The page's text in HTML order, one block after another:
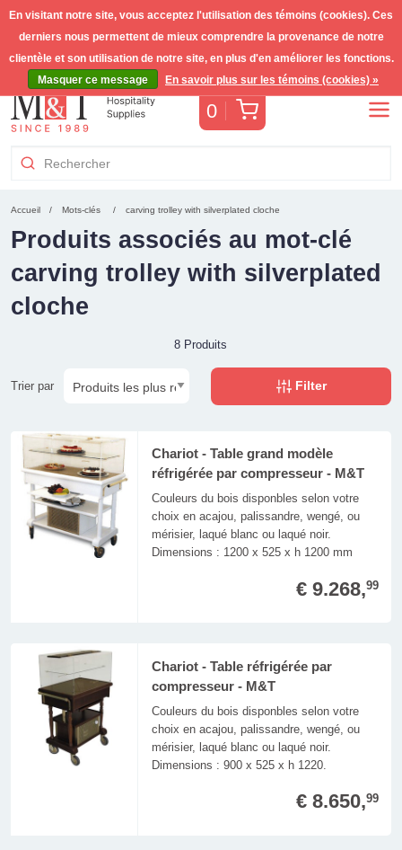
0 Panier
Accueil Mots-clés carving trolley with silverplated cloche
Produits associés au mot-clé
carving trolley with silverplated
cloche
8 Produits
Trier par Filter
Chariot - Table grand modèle
réfrigérée par compresseur - M&T
Couleurs du bois disponbles selon votre
choix en acajou, palissandre, wengé, ou
mérisier, laqué blanc ou laqué noir.
Dimensions : 1200 x 525 x h 1200 mm
€ 9.268,99
Chariot - Table réfrigérée par
compresseur - M&T
Couleurs du bois disponbles selon votre
choix en acajou, palissandre, wengé, ou
mérisier, laqué blanc ou laqué noir.
Dimensions : 900 x 525 x h 1220.
€ 8.650,99
En visitant notre site, vous acceptez l'utilisation des témoins (cookies). Ces
derniers nous permettent de mieux comprendre la provenance de notre
clientèle et son utilisation de notre site, en plus d'en améliorer les fonctions.
Masquer ce message
En savoir plus sur les témoins (cookies) »